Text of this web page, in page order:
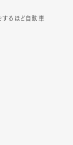
するほど自動車